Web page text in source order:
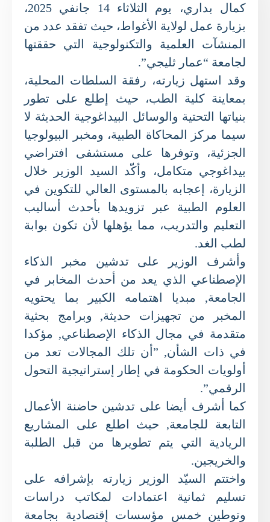
كمال بداري، يوم الثلاثاء 14 جانفي 2025،
بزيارة عمل لولاية الأغواط، حيث تفقد عدد من
المنشآت العلمية والتكنولوجية التي حققتها
لجامعة “عمار ثليجي”.
وقد استهل زيارته، رفقة السلطات المحلية،
بمعاينة كلية الطب، حيث إطلع على تطور
بنياتها التحتية والوسائل البيداغوجية الحديثة لا
سيما مركز المحاكاة الطبية، ومخبر البيولوجيا
الجزئية، وتوفرها على مستشفى افتراضي
بيداغوجي متكامل، وأكّد السيد الوزير خلال
الزيارة، إعجابه بالمستوى العالي للتكوين في
العلوم الطبية عبر تزويدها بأحدث أساليب
التعليم والتدريب، مما يؤهلها لأن تكون بوابة
لطب الغد.
وأشرف الوزير على تدشين مخبر الذكاء
الإصطناعي الذي يعد من أحدث المخابر في
الجامعة, مبديا اهتمامه الكبير بما يحتويه
المخبر من تجهيزات حديثة, وبرامج بحثية
متقدمة في مجال الذكاء الإصطناعي, مؤكدا
في ذات الشأن, ”أن تلك المجالات تعد من
أولويات الحكومة في إطار إستراتيجية التحول
الرقمي”.
كما أشرف أيضا على تدشين حاضنة الأعمال
التابعة للجامعة, حيث اطلع على المشاريع
الريادية التي يتم تطويرها من قبل الطلبة
والخريجين.
واختتم السيّد الوزير زيارته بإشرافه على
تسليم ثمانية اعتمادات لمكاتب دراسات
وتوطين خمس مؤسسات إقتصادية بجامعة